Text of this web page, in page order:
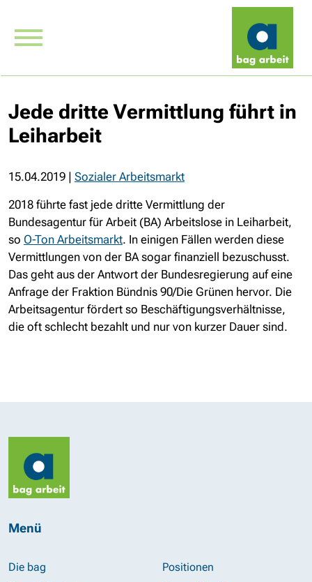
Jede dritte Vermittlung führt in
Leiharbeit
15.04.2019 | Sozialer Arbeitsmarkt
2018 führte fast jede dritte Vermittlung der
Bundesagentur für Arbeit (BA) Arbeitslose in Leiharbeit,
so O-Ton Arbeitsmarkt. In einigen Fällen werden diese
Vermittlungen von der BA sogar finanziell bezuschusst.
Das geht aus der Antwort der Bundesregierung auf eine
Anfrage der Fraktion Bündnis 90/Die Grünen hervor. Die
Arbeitsagentur fördert so Beschäftigungsverhältnisse,
die oft schlecht bezahlt und nur von kurzer Dauer sind.
Menü
Die bag
Positionen